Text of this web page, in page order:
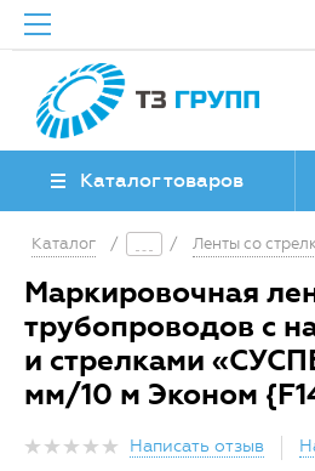
Каталог товаров
Каталог / / Ленты со
Маркировочная
трубопроводов с
и стрелками
мм/10 м Эконом
Написать отзыв